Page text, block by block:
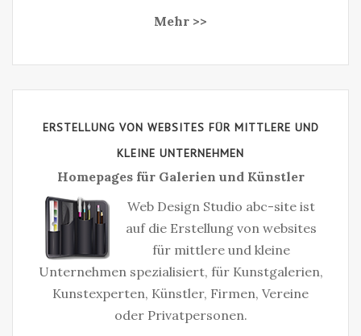
Mehr >>
ERSTELLUNG VON WEBSITES FÜR MITTLERE UND
KLEINE UNTERNEHMEN
Homepages für Galerien und Künstler
Web Design Studio abc-site ist
auf die Erstellung von websites
für mittlere und kleine
Unternehmen spezialisiert, für Kunstgalerien,
Kunstexperten, Künstler, Firmen, Vereine
oder Privatpersonen.